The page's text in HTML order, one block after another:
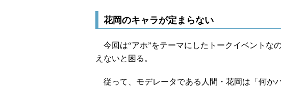
花岡のキャラが定まらない
今回は“アホ”をテーマにしたトークイベントな
えないと困る。
従って、モデレータである人間・花岡は「何か